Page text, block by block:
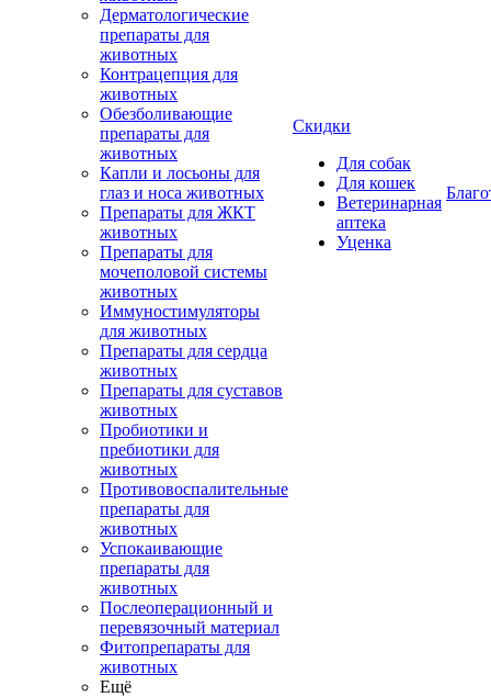
Дерматологические
препараты для
животных
Контрацепция для
животных
Обезболивающие
препараты для
животных
Капли и лосьоны для
глаз и носа животных
Препараты для ЖКТ
животных
Препараты для
мочеполовой системы
животных
Иммуностимуляторы
для животных
Препараты для сердца
животных
Препараты для суставов
животных
Пробиотики и
пребиотики для
животных
Противовоспалительные
препараты для
животных
Успокаивающие
препараты для
животных
Послеоперационный и
перевязочный материал
Фитопрепараты для
животных
Ещё
Скидки
Для собак
Для кошек
Ветеринарная
аптека
Уценка